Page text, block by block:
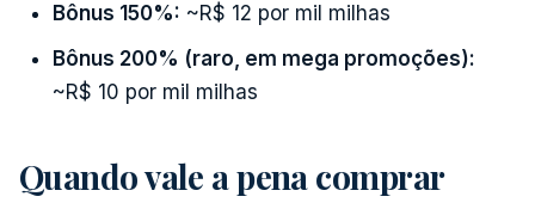
Bônus 150%: ~R$ 12 por mil milhas
Bônus 200% (raro, em mega promoções):
~R$ 10 por mil milhas
Quando vale a pena comprar